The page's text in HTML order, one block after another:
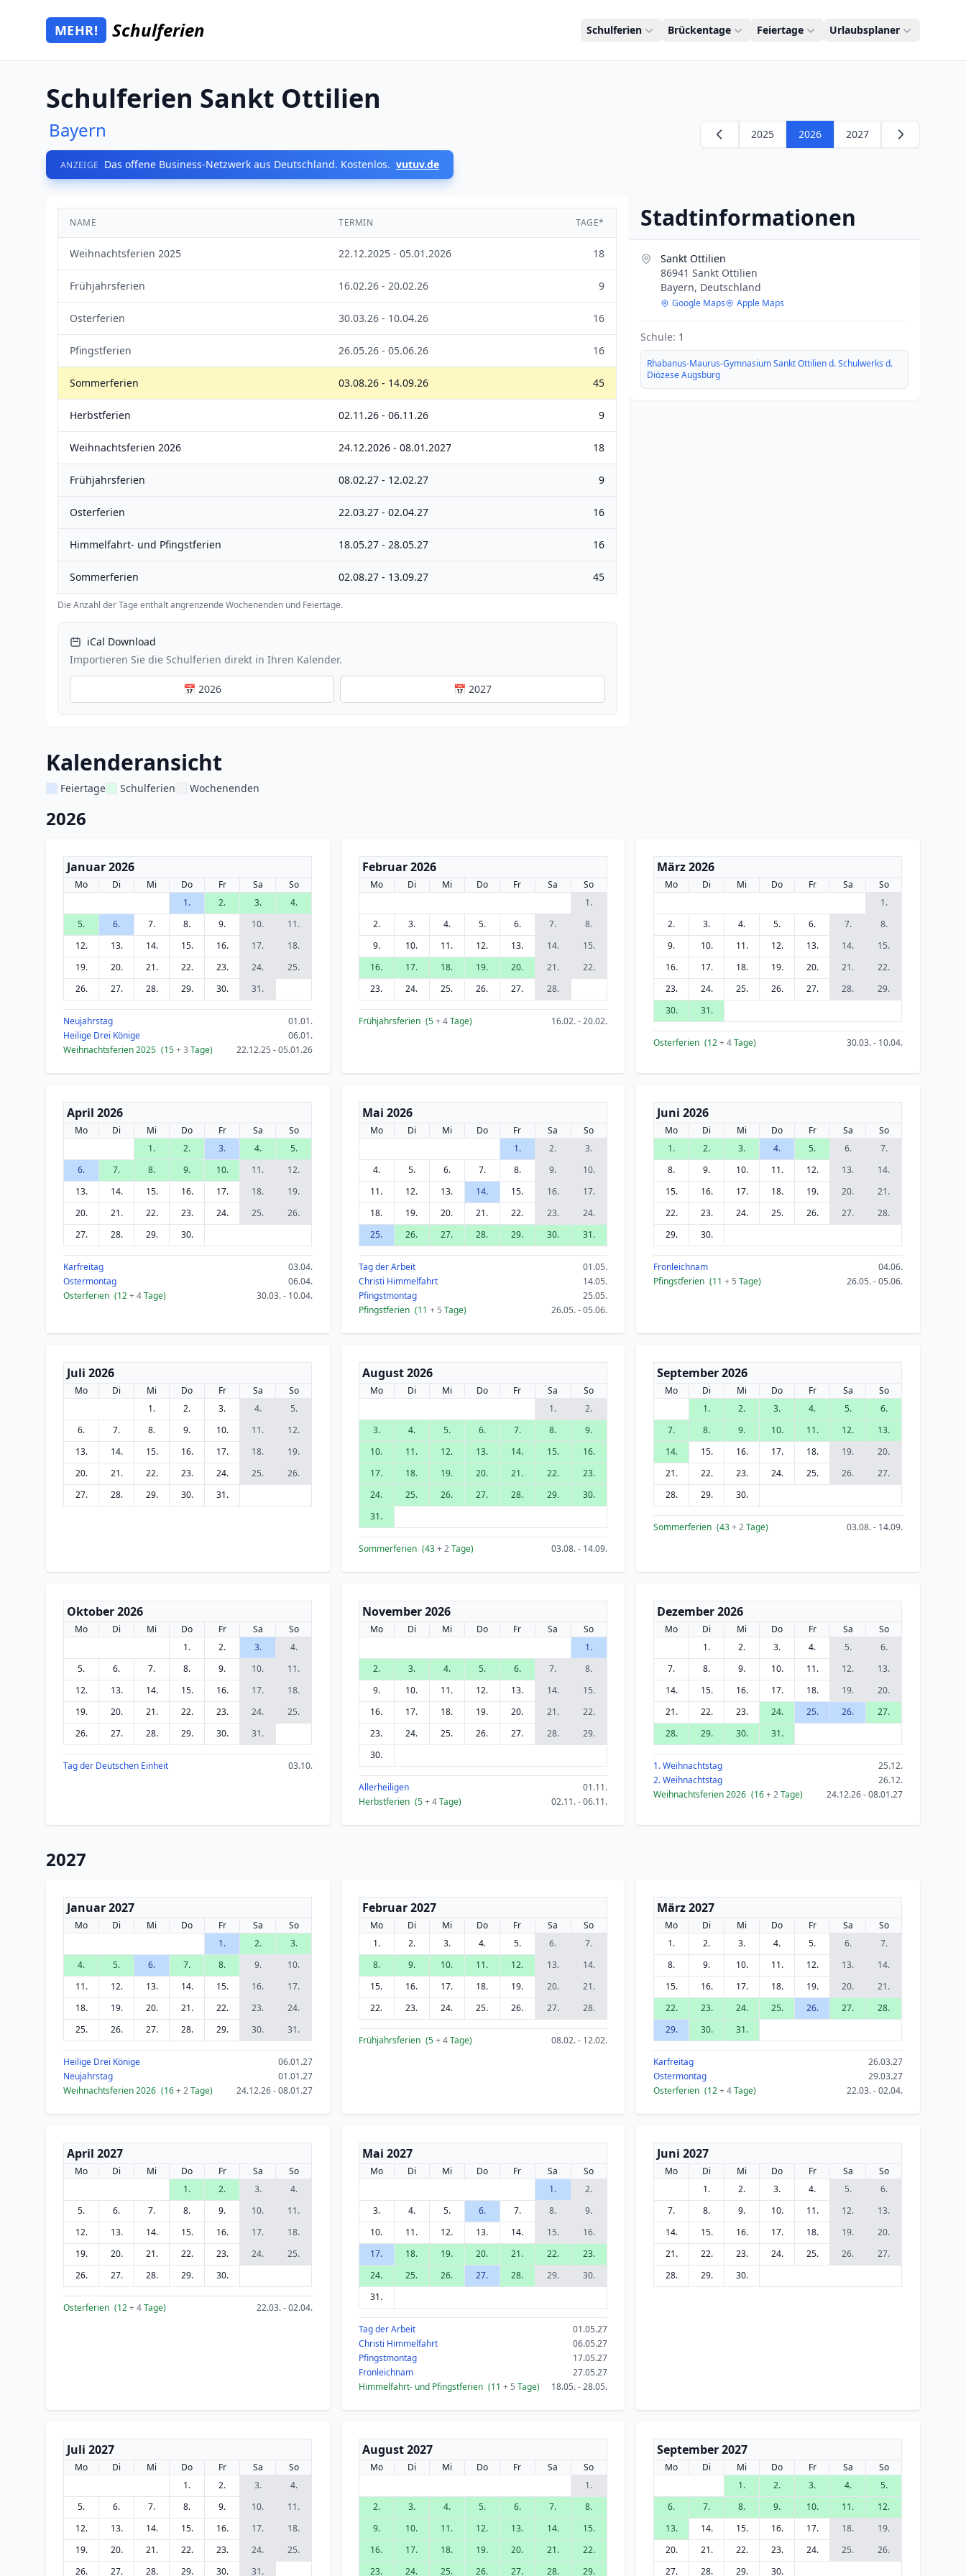
Zum Hauptinhalt springen
Mehr Schulferien
MEHR! Schulferien Schulferien Brückentage Feiertage Urlaubsplaner
Schulferien Sankt Ottilien
Bayern
ANZEIGE Das offene Business-Netzwerk aus Deutschland. Kostenlos. vutuv.de
2025 2026 2027
NAME TERMIN TAGE*
Weihnachtsferien 2025 22.12.2025 - 05.01.2026 18
Frühjahrsferien 16.02.26 - 20.02.26 9
Osterferien 30.03.26 - 10.04.26 16
Pfingstferien 26.05.26 - 05.06.26 16
Sommerferien 03.08.26 - 14.09.26 45
Herbstferien 02.11.26 - 06.11.26 9
Weihnachtsferien 2026 24.12.2026 - 08.01.2027 18
Frühjahrsferien 08.02.27 - 12.02.27 9
Osterferien 22.03.27 - 02.04.27 16
Himmelfahrt- und Pfingstferien 18.05.27 - 28.05.27 16
Sommerferien 02.08.27 - 13.09.27 45
Die Anzahl der Tage enthält angrenzende Wochenenden und Feiertage.
iCal Download
Importieren Sie die Schulferien direkt in Ihren Kalender.
📅 2026 📅 2027
Stadtinformationen
Sankt Ottilien
86941 Sankt Ottilien
Bayern, Deutschland
Google Maps Apple Maps
Schule: 1
Rhabanus-Maurus-Gymnasium Sankt Ottilien d. Schulwerks d.
Diözese Augsburg
Kalenderansicht
Feiertage Schulferien Wochenenden
2026
Januar 2026
Mo Di Mi Do Fr Sa
So
1.
2. 3.
4.
5.
6. 7. 8. 9. 10.
11.
12.
13. 14. 15. 16. 17.
18.
19.
20. 21. 22. 23. 24.
25.
26.
27. 28. 29. 30. 31.
Neujahrstag
01.01.
Heilige Drei Könige
06.01.
Weihnachtsferien 2025 (15+ 3 Tage) 22.12.25 - 05.01.26
Februar 2026
Mo Di Mi Do Fr Sa
So
1.
2.
3. 4. 5. 6. 7.
8.
9.
10. 11. 12. 13. 14.
15.
16.
17. 18. 19. 20. 21.
22.
23.
24. 25. 26. 27. 28.
Frühjahrsferien (5+ 4Tage) 16.02. - 20.02.
März 2026
Mo Di Mi Do Fr Sa
So
1.
2.
3. 4. 5. 6. 7.
8.
9.
10. 11. 12. 13. 14.
15.
16.
17. 18. 19. 20. 21.
22.
23.
24. 25. 26. 27. 28.
29.
30.
31.
Osterferien (12+ 4Tage) 30.03. - 10.04.
April 2026
Mo Di Mi Do Fr Sa
So
1.
2. 3. 4.
5.
6.
7. 8. 9. 10. 11.
12.
13.
14. 15. 16. 17. 18.
19.
20.
21. 22. 23. 24. 25.
26.
27.
28. 29. 30.
Karfreitag
03.04.
Ostermontag
06.04.
Osterferien (12+ 4Tage) 30.03. - 10.04.
Mai 2026
Mo Di Mi Do Fr Sa
So
1.
2.
3.
4.
5. 6. 7. 8. 9.
10.
11.
12. 13. 14. 15. 16.
17.
18.
19. 20. 21. 22. 23.
24.
25.
26. 27. 28. 29. 30. 31.
Tag der Arbeit
01.05.
Christi Himmelfahrt
14.05.
Pfingstmontag
25.05.
Pfingstferien (11 + 5 Tage) 26.05. - 05.06.
Juni 2026
Mo Di Mi Do Fr Sa
So
1.
2. 3. 4. 5. 6.
7.
8.
9. 10. 11. 12. 13.
14.
15.
16. 17. 18. 19. 20.
21.
22.
23. 24. 25. 26. 27.
28.
29.
30.
Fronleichnam
04.06.
Pfingstferien (11+ 5 Tage) 26.05. - 05.06.
Juli 2026
Mo Di Mi Do Fr Sa
So
1.
2. 3. 4.
5.
6.
7. 8. 9. 10. 11.
12.
13.
14. 15. 16. 17. 18.
19.
20.
21. 22. 23. 24. 25.
26.
27.
28. 29. 30. 31.
August 2026
Mo Di Mi Do Fr Sa
So
1.
2.
3.
4. 5. 6. 7. 8.
9.
10.
11. 12. 13. 14. 15.
16.
17.
18. 19. 20. 21. 22.
23.
24.
25. 26. 27. 28. 29.
30.
31.
Sommerferien (43+ 2Tage) 03.08. - 14.09.
September 2026
Mo Di Mi Do Fr Sa
So
1.
2. 3. 4. 5.
6.
7.
8. 9. 10. 11. 12.
13.
14.
15. 16. 17. 18. 19.
20.
21.
22. 23. 24. 25. 26.
27.
28.
29. 30.
Sommerferien (43+ 2Tage) 03.08. - 14.09.
Oktober 2026
Mo Di Mi Do Fr Sa
So
1.
2. 3.
4.
5.
6. 7. 8. 9. 10.
11.
12.
13. 14. 15. 16. 17.
18.
19.
20. 21. 22. 23. 24.
25.
26.
27. 28. 29. 30. 31.
Tag der Deutschen Einheit 03.10.
November 2026
Mo Di Mi Do Fr Sa
So
1.
2.
3. 4. 5. 6. 7.
8.
9.
10. 11. 12. 13. 14.
15.
16.
17. 18. 19. 20. 21.
22.
23.
24. 25. 26. 27. 28.
29.
30.
Allerheiligen
01.11.
Herbstferien (5+ 4Tage) 02.11. - 06.11.
Dezember 2026
Mo Di Mi Do Fr Sa
So
1.
2. 3. 4. 5.
6.
7.
8. 9. 10. 11. 12.
13.
14.
15. 16. 17. 18. 19.
20.
21.
22. 23. 24. 25. 26.
27.
28.
29. 30. 31.
1. Weihnachtstag
25.12.
2. Weihnachtstag
26.12.
Weihnachtsferien 2026 (16+ 2Tage) 24.12.26 - 08.01.27
2027
Januar 2027
Mo Di Mi Do Fr Sa
So
1.
2.
3.
4.
5. 6. 7. 8. 9.
10.
11.
12. 13. 14. 15. 16.
17.
18.
19. 20. 21. 22. 23.
24.
25.
26. 27. 28. 29. 30. 31.
Heilige Drei Könige
06.01.27
Neujahrstag
01.01.27
Weihnachtsferien 2026 (16+ 2Tage) 24.12.26 - 08.01.27
Februar 2027
Mo Di Mi Do Fr Sa
So
1.
2. 3. 4. 5. 6.
7.
8.
9. 10. 11. 12. 13.
14.
15.
16. 17. 18. 19. 20.
21.
22.
23. 24. 25. 26. 27. 28.
Frühjahrsferien (5+ 4Tage) 08.02. - 12.02.
März 2027
Mo Di Mi Do Fr Sa
So
1.
2. 3. 4. 5. 6.
7.
8.
9. 10. 11. 12. 13.
14.
15.
16. 17. 18. 19. 20.
21.
22.
23. 24. 25. 26. 27.
28.
29.
30. 31.
Karfreitag
26.03.27
Ostermontag
29.03.27
Osterferien (12+ 4Tage) 22.03. - 02.04.
April 2027
Mo Di Mi Do Fr Sa
So
1.
2. 3.
4.
5.
6. 7. 8. 9. 10.
11.
12.
13. 14. 15. 16. 17.
18.
19.
20. 21. 22. 23. 24.
25.
26.
27. 28. 29. 30.
Osterferien (12+ 4Tage) 22.03. - 02.04.
Mai 2027
Mo Di Mi Do Fr Sa
So
1.
2.
3.
4. 5. 6. 7. 8.
9.
10.
11. 12. 13. 14. 15.
16.
17.
18. 19. 20. 21. 22.
23.
24.
25. 26. 27. 28. 29.
30.
31.
Tag der Arbeit
01.05.27
Christi Himmelfahrt
06.05.27
Pfingstmontag
17.05.27
Fronleichnam
27.05.27
Himmelfahrt- und Pfingstferien (11 + 5 Tage) 18.05. - 28.05.
Juni 2027
Mo Di Mi Do Fr Sa
So
1.
2. 3. 4. 5.
6.
7.
8. 9. 10. 11. 12.
13.
14.
15. 16. 17. 18. 19.
20.
21.
22. 23. 24. 25. 26.
27.
28.
29. 30.
Juli 2027
Mo Di Mi Do Fr Sa
So
1.
2. 3.
4.
5.
6. 7. 8. 9. 10.
11.
12.
13. 14. 15. 16. 17.
18.
19.
20. 21. 22. 23. 24.
25.
26.
27. 28. 29. 30. 31.
August 2027
Mo Di Mi Do Fr Sa
So
1.
2.
3. 4. 5. 6. 7.
8.
9.
10. 11. 12. 13. 14.
15.
16.
17. 18. 19. 20. 21.
22.
23.
24. 25. 26. 27. 28. 29.
September 2027
Mo Di Mi Do Fr Sa
So
1.
2. 3. 4.
5.
6.
7. 8. 9. 10. 11.
12.
13.
14. 15. 16. 17. 18.
19.
20.
21. 22. 23. 24. 25.
26.
27.
28. 29. 30.